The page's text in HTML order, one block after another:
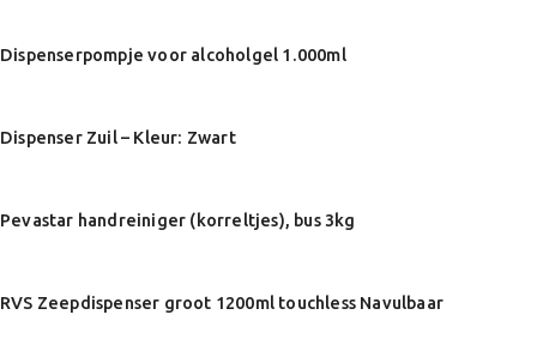
Dispenserpompje voor alcoholgel 1.000ml
Dispenser Zuil – Kleur: Zwart
Pevastar handreiniger (korreltjes), bus 3kg
RVS Zeepdispenser groot 1200ml touchless Navulbaar